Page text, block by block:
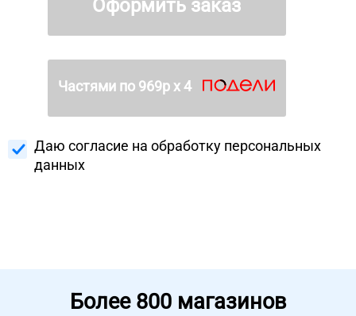
Оформить заказ
Частями по 969р х 4
Даю согласие на обработку персональных
данных
Более 800 магазинов